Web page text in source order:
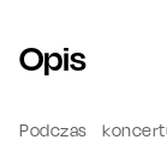
Opis
Podczas